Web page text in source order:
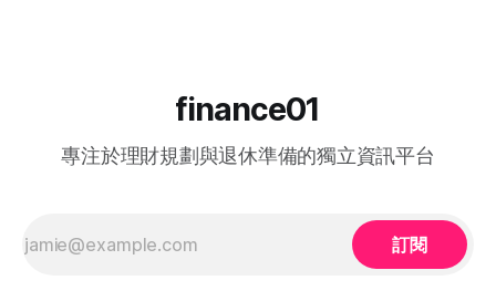
向聘用中高齡人士的僱主發放誘因（在職培訓津貼），以抵銷
finance01
專注於理財規劃與退休準備的獨立資訊平台
訂閱